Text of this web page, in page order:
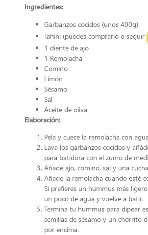
Ingredientes:
Garbanzos cocidos (unos 400g)
Tahini (puedes comprarlo o seguir
1 diente de ajo
1 Remolacha
Comino
Limón
Sésamo
Sal
Aceite de oliva
Elaboración:
Pela y cuece la remolacha con
Lava los garbanzos cocidos y
para batidora con el zumo de
Añade ajo, comino, sal y una
Añade la remolacha cuando esté
Si prefieres un hummus más
un poco de agua y vuelve a batir.
Termina tu hummus para dipear
semillas de sésamo y un chorrito
por encima.